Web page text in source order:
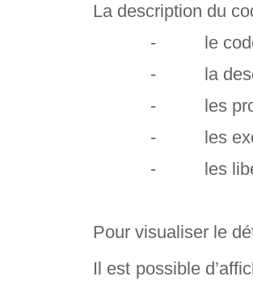
La description du
- le code
- la
- les
- les
- les
Pour visualiser le
Il est possible